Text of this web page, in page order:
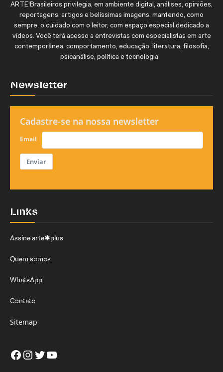
ARTE!Brasileiros privilegia, em ambiente digital, análises, opiniões,
reportagens, artigos e belíssimas imagens, mantendo, como
sempre, o cuidado com o leitor, com espaço especial dedicado a
vídeos. Você terá acesso a entrevistas com especialistas em arte
contemporânea, comportamento, educação, literatura, filosofia,
psicanálise, política e tecnologia.
Newsletter
Cadastre-se na nossa newsletter
Email
Enviar
Links
Assine arte✱plus
Quem somos
WhatsApp
Contato
Sitemap
Facebook
Instagram
Twitter
Youtube